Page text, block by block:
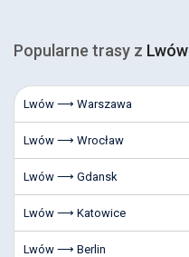
Popularne trasy z Lwów
Lwów ⟶ Warszawa
Lwów ⟶ Wrocław
Lwów ⟶ Gdansk
Lwów ⟶ Katowice
Lwów ⟶ Berlin